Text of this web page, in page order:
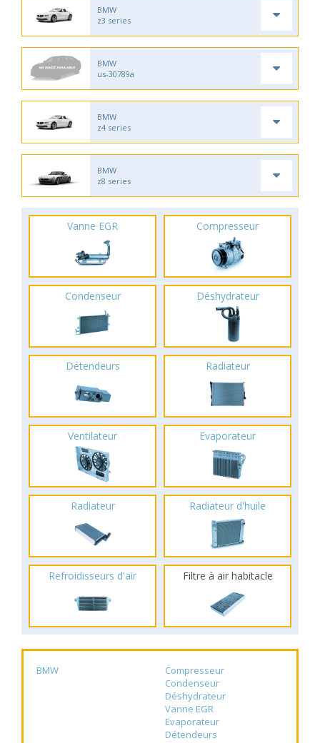
BMW
z3 series
BMW
us-30789a
BMW
z4 series
BMW
z8 series
Vanne EGR Compresseur
Condenseur Déshydrateur
Détendeurs Radiateur
Ventilateur Evaporateur
Radiateur Radiateur d'huile
Refroidisseurs d'air Filtre à air habitacle
BMW
Compresseur
Condenseur
Déshydrateur
Vanne EGR
Evaporateur
Détendeurs